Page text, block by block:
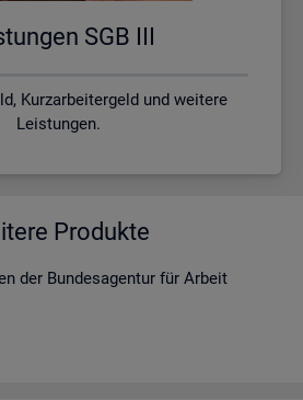
SGB III
Kurzarbeitergeld und weitere
Leistungen.
Produkte
der Bundesagentur für Arbeit